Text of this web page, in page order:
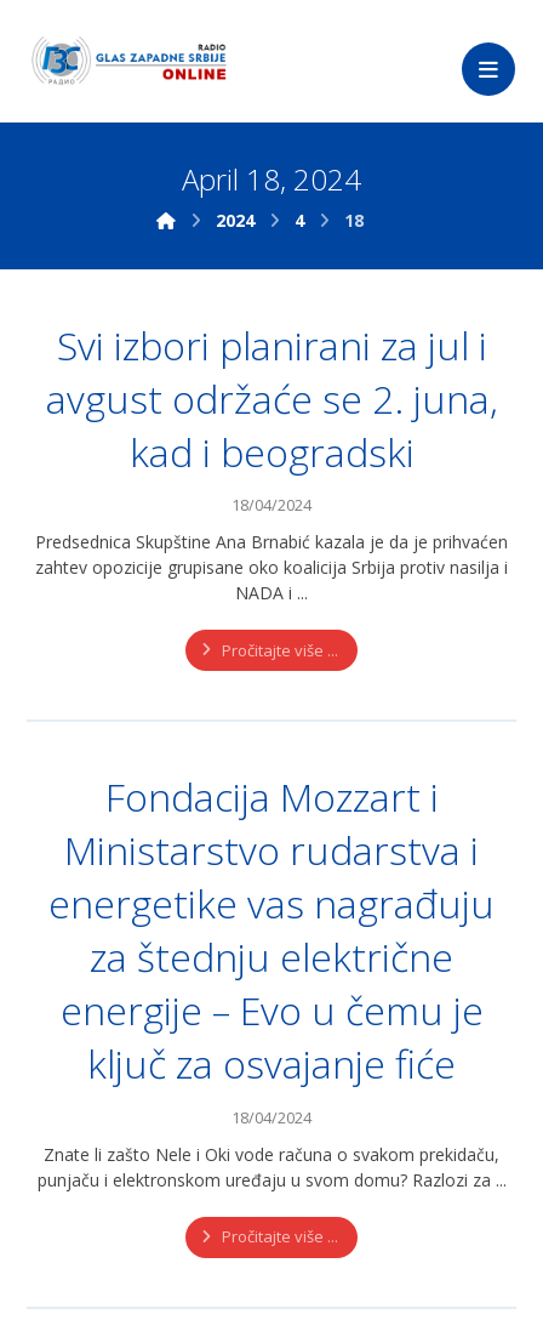
April 18, 2024
2024 4 18
Svi izbori planirani za jul i
avgust održaće se 2. juna,
kad i beogradski
18/04/2024
Predsednica Skupštine Ana Brnabić kazala je da je prihvaćen
zahtev opozicije grupisane oko koalicija Srbija protiv nasilja i
NADA i ...
Pročitajte više ...
Fondacija Mozzart i
Ministarstvo rudarstva i
energetike vas nagrađuju
za štednju električne
energije – Evo u čemu je
ključ za osvajanje fiće
18/04/2024
Znate li zašto Nele i Oki vode računa o svakom prekidaču,
punjaču i elektronskom uređaju u svom domu? Razlozi za ...
Pročitajte više ...